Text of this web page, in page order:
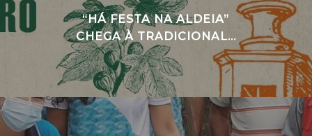
“HÁ FESTA NA ALDEIA”
CHEGA À TRADICIONAL...